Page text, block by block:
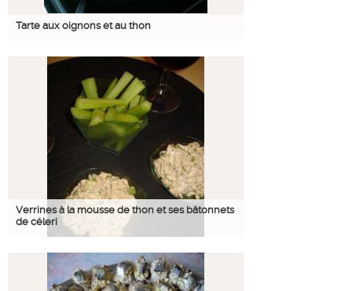
Tarte aux oignons et au thon
Verrines à la mousse de thon et ses bâtonnets
de céleri